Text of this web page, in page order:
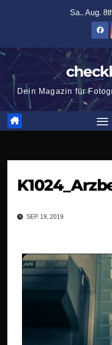
Sa.. Aug.
Dein Magazin für
SEP. 19, 2019